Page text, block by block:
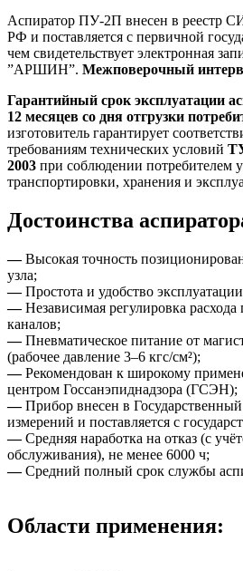
Аспиратор ПУ-2П внесен в реестр
РФ и поставляется с первичной
чем свидетельствует электронная
”АРШИН”. Межповерочный
Гарантийный срок эксплуатации
12 месяцев со дня отгрузки
изготовитель гарантирует
требованиям технических условий
2003 при соблюдении потребителем
транспортировки, хранения и
Достоинства
—Высокая точность
узла;
—Простота и удобство
—Независимая регулировка
каналов;
—Пневматическое питание от
(рабочее давление 3–6 кгс/см²);
—Рекомендован к широкому
центром Госсанэпиднадзора (ГСЭН);
—Прибор внесен в Государственный
измерений и поставляется с
—Средняя наработка на отказ (с
обслуживания), не менее 6000 ч;
—Средний полный срок службы
Области применения: